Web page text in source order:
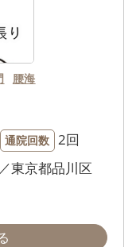
腰海
通院回数 2回
東京都品川区